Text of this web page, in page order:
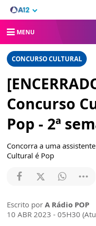
MENU
CONCURSO CULTURAL
Concurso
Pop - 2ª
Concorra a uma
Cultural é Pop
Escrito por A Rádio POP
10 ABR 2023 - 05H30